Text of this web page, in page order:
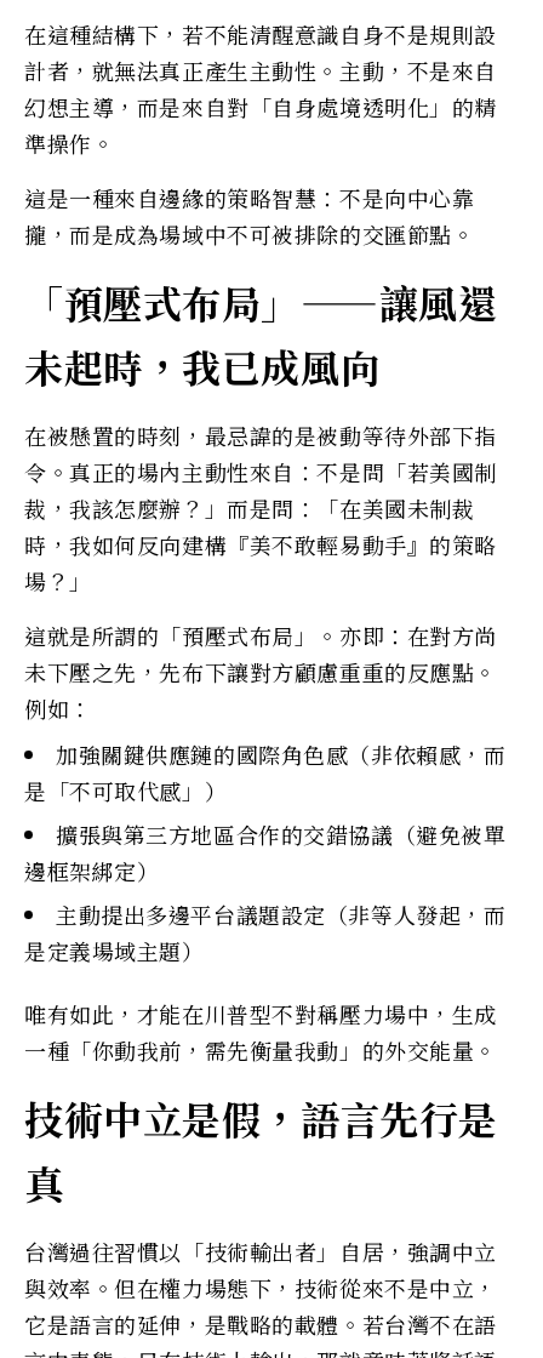
在這種結構下，若不能清醒意識自身不是規則設
計者，就無法真正產生主動性。主動，不是來自
幻想主導，而是來自對「自身處境透明化」的精
準操作。
這是一種來自邊緣的策略智慧：不是向中心靠
攏，而是成為場域中不可被排除的交匯節點。
「預壓式布局」——讓風還
未起時，我已成風向
在被懸置的時刻，最忌諱的是被動等待外部下指
令。真正的場內主動性來自：不是問「若美國制
裁，我該怎麼辦？」而是問：「在美國未制裁
時，我如何反向建構『美不敢輕易動手』的策略
場？」
這就是所謂的「預壓式布局」。亦即：在對方尚
未下壓之先，先布下讓對方顧慮重重的反應點。
例如：
加強關鍵供應鏈的國際角色感（非依賴感，而
是「不可取代感」）
擴張與第三方地區合作的交錯協議（避免被單
邊框架綁定）
主動提出多邊平台議題設定（非等人發起，而
是定義場域主題）
唯有如此，才能在川普型不對稱壓力場中，生成
一種「你動我前，需先衡量我動」的外交能量。
技術中立是假，語言先行是
真
台灣過往習慣以「技術輸出者」自居，強調中立
與效率。但在權力場態下，技術從來不是中立，
它是語言的延伸，是戰略的載體。若台灣不在語